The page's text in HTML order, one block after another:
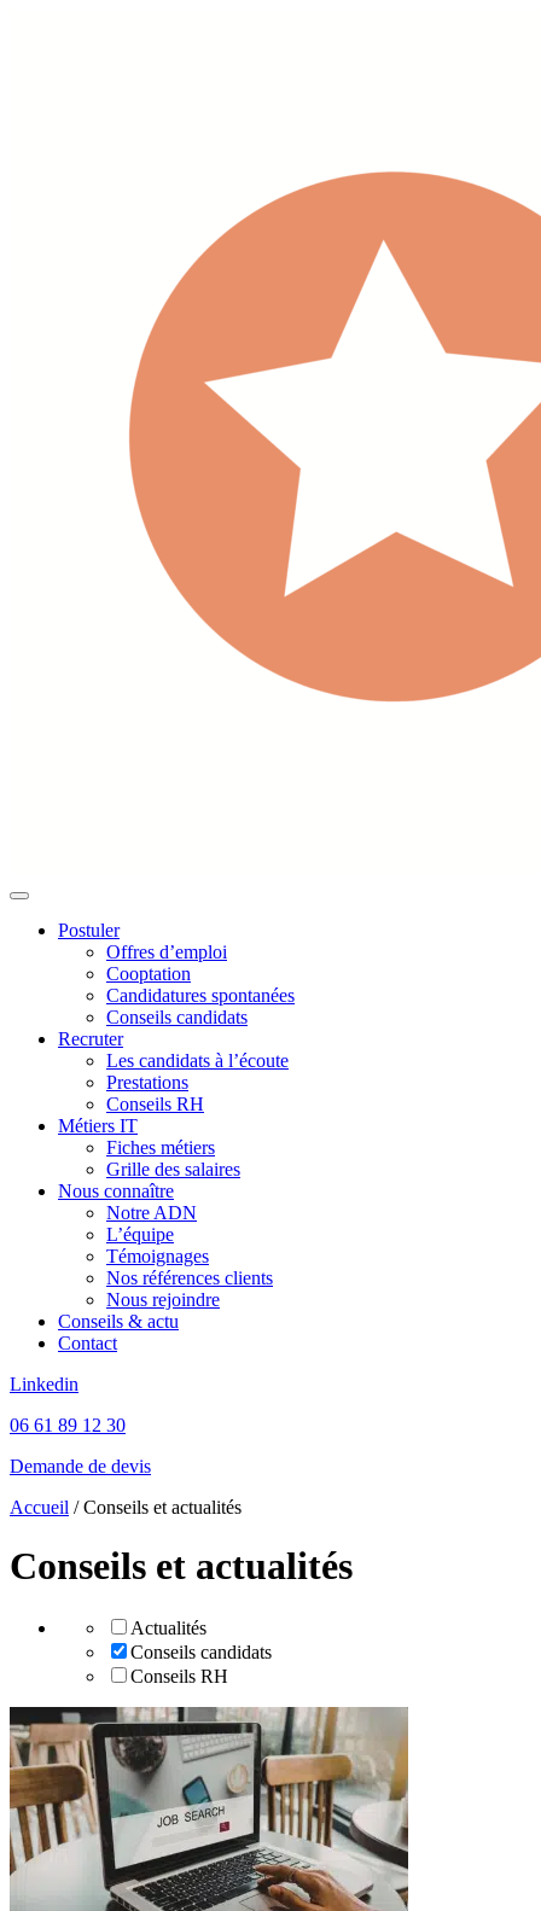
Postuler
Offres d’emploi
Cooptation
Candidatures spontanées
Conseils candidats
Recruter
Les candidats à l’écoute
Prestations
Conseils RH
Métiers IT
Fiches métiers
Grille des salaires
Nous connaître
Notre ADN
L’équipe
Témoignages
Nos références clients
Nous rejoindre
Conseils & actu
Contact
Linkedin
06 61 89 12 30
Demande de devis
Accueil /Conseils et actualités
Conseils et actualités
Actualités
Conseils candidats
Conseils RH